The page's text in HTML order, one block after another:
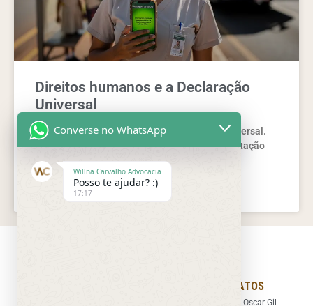
Direitos humanos e a Declaração
Universal
Entenda direitos humanos e a Declaração Universal.
Veja princípios, direitos e como agir com orientação
jurídica segura e prática.
LEIA MAIS »
NOSSOS CONTATOS
Endereço: Rua Oscar Gil
Converse no WhatsApp
Willna Carvalho Advocacia
Posso te ajudar? :)
17:17